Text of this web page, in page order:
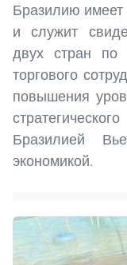
Бразилию имеет
и служит
двух стран по
торгового
повышения
Бразилией
экономикой.